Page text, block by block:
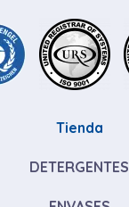
Tienda
DETERGENTES